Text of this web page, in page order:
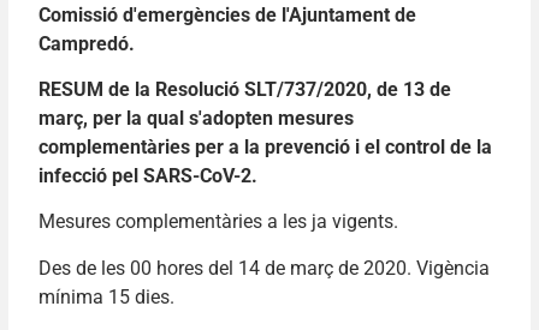
Comissió d'emergències de l'Ajuntament de
Campredó.
RESUM de la Resolució SLT/737/2020, de 13 de
març, per la qual s'adopten mesures
complementàries per a la prevenció i el control de la
infecció pel SARS-CoV-2.
Mesures complementàries a les ja vigents.
Des de les 00 hores del 14 de març de 2020. Vigència
mínima 15 dies.